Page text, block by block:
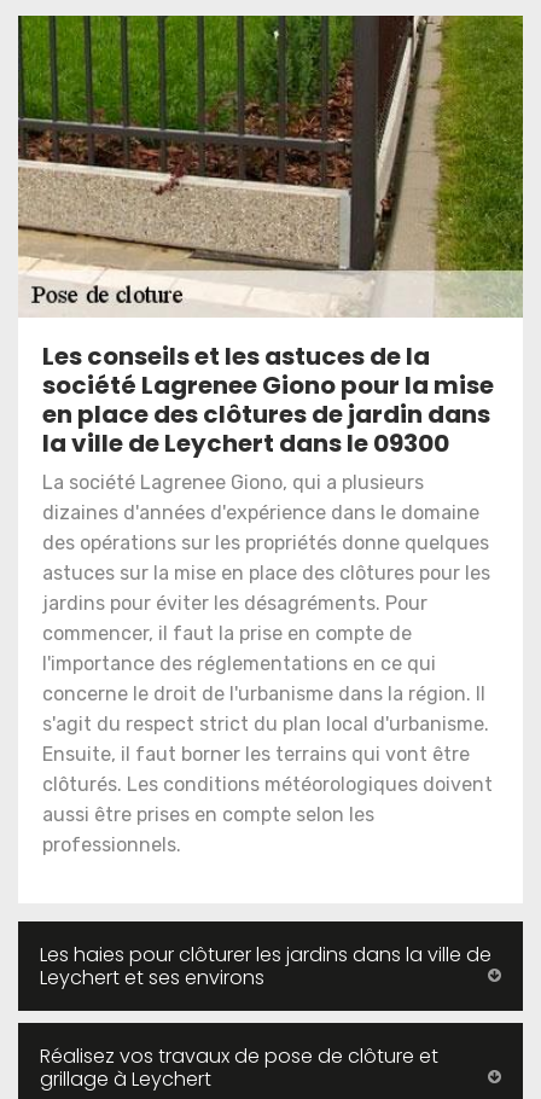
Les conseils et les astuces de la
société Lagrenee Giono pour la mise
en place des clôtures de jardin dans
la ville de Leychert dans le 09300
La société Lagrenee Giono, qui a plusieurs
dizaines d'années d'expérience dans le domaine
des opérations sur les propriétés donne quelques
astuces sur la mise en place des clôtures pour les
jardins pour éviter les désagréments. Pour
commencer, il faut la prise en compte de
l'importance des réglementations en ce qui
concerne le droit de l'urbanisme dans la région. Il
s'agit du respect strict du plan local d'urbanisme.
Ensuite, il faut borner les terrains qui vont être
clôturés. Les conditions météorologiques doivent
aussi être prises en compte selon les
professionnels.
Les haies pour clôturer les jardins dans la ville de
Leychert et ses environs
Réalisez vos travaux de pose de clôture et
grillage à Leychert